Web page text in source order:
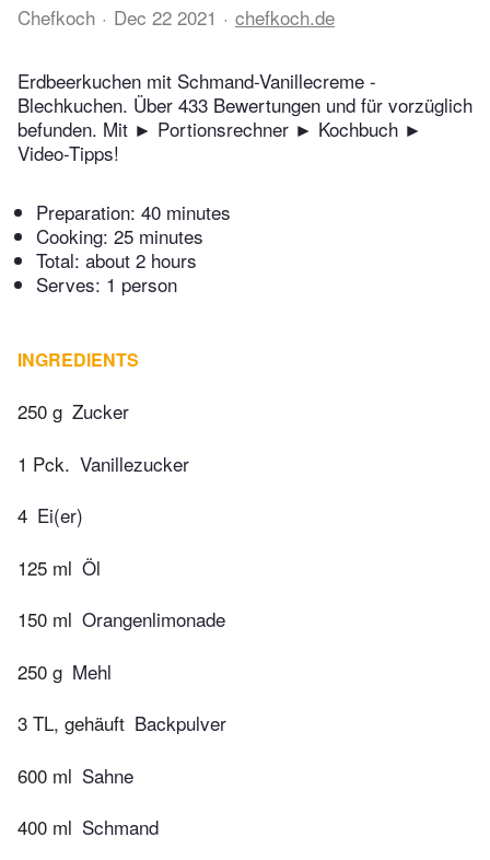
Chefkoch Dec 22 2021 chefkoch.de
Erdbeerkuchen mit Schmand-Vanillecreme -
Blechkuchen. Über 433 Bewertungen und für vorzüglich
befunden. Mit ► Portionsrechner ► Kochbuch ►
Video-Tipps!
Preparation: 40 minutes
Cooking: 25 minutes
Total: about 2 hours
Serves: 1 person
INGREDIENTS
250 g Zucker
1 Pck. Vanillezucker
4 Ei(er)
125 ml Öl
150 ml Orangenlimonade
250 g Mehl
3 TL, gehäuft Backpulver
600 ml Sahne
400 ml Schmand